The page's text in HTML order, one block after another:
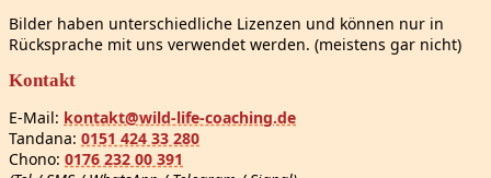
Bilder haben unterschiedliche Lizenzen und können nur in
Rücksprache mit uns verwendet werden. (meistens gar nicht)
Kontakt
E-Mail: kontakt@wild-life-coaching.de
Tandana: 0151 424 33 280
Chono: 0176 232 00 391